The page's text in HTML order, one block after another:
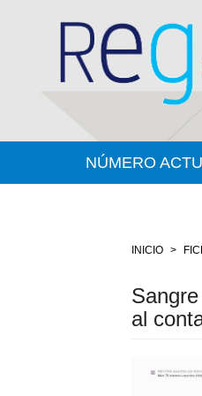
principal
NÚMERO
INICIO
al
Barra